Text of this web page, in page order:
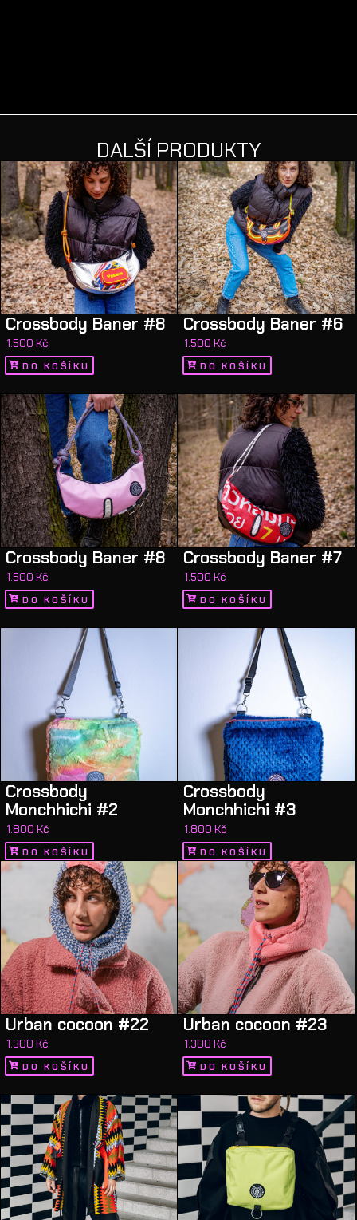
DALŠÍ PRODUKTY
Crossbody Baner #8
1.500 Kč
DO KOŠÍKU
Crossbody Baner #6
1.500 Kč
DO KOŠÍKU
Crossbody Baner #8
1.500 Kč
DO KOŠÍKU
Crossbody Baner #7
1.500 Kč
DO KOŠÍKU
Crossbody
Monchhichi #2
1.800 Kč
DO KOŠÍKU
Crossbody
Monchhichi #3
1.800 Kč
DO KOŠÍKU
Urban cocoon #22
1.300 Kč
DO KOŠÍKU
Urban cocoon #23
1.300 Kč
DO KOŠÍKU